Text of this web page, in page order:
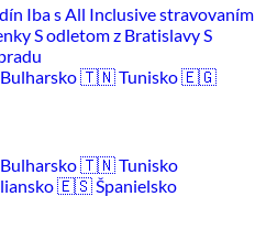
Iba s All Inclusive stravovaním
S odletom z BratislavyS
🇹🇳 Tunisko🇪🇬
🇹🇳 Tunisko
🇪🇸 Španielsko